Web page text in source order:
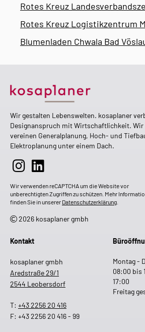
Rotes Kreuz
Rotes Kreuz Logistikzentrum
Blumenladen Chwala Bad
Wir gestalten Lebenswelten. kosaplaner
Designanspruch mit Wirtschaftlichkeit. Wir
vereinen Generalplanung, Hoch- und
Elektroplanung unter einem Dach.
Wir verwenden reCAPTCHA um die Website vor
unberechtigten Zugriffen zu schützen. Mehr
finden Sie in unserer Datenschutzerklärung
2026 kosaplaner gmbh
Kontakt
kosaplaner gmbh
Aredstraße 29/1
2544 Leobersdorf
T: +43 2256 20 416
F: +43 2256 20 416 - 99
Montag -
08:00 bis
17:00
Freitag